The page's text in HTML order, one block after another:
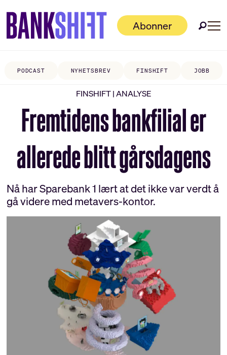
Abonner
PODCAST NYHETSBREV FINSHIFT JOBB
FINSHIFT | ANALYSE
Fremtidens bankfilial er
allerede blitt gårsdagens
Nå har Sparebank 1 lært at det ikke var verdt å
gå videre med metavers-kontor.